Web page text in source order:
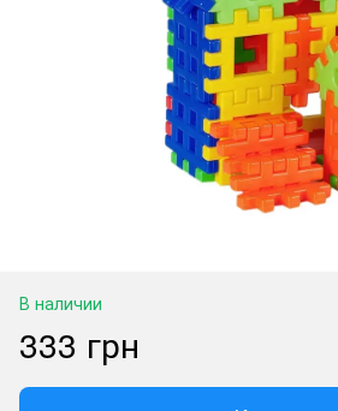
В наличии
333 грн